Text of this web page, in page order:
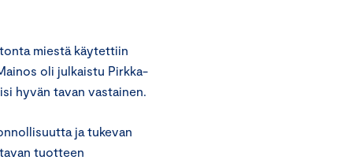
miestä käytettiin
oli julkaistu Pirkka-
hyvän tavan vastainen.
ja tukevan
tuotteen